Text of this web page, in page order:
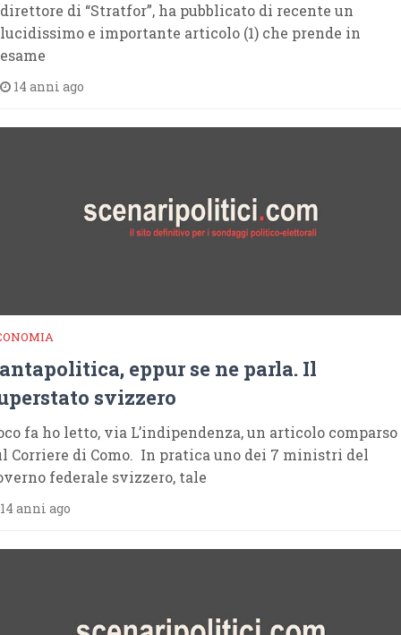
direttore di “Stratfor”, ha pubblicato di recente un
lucidissimo e importante articolo (1) che prende in
esame
14 anni ago
eppur se ne parla. Il
svizzero
fa ho letto, via L’indipendenza, un articolo comparso
Corriere di Como. In pratica uno dei 7 ministri del
federale svizzero, tale
anni ago